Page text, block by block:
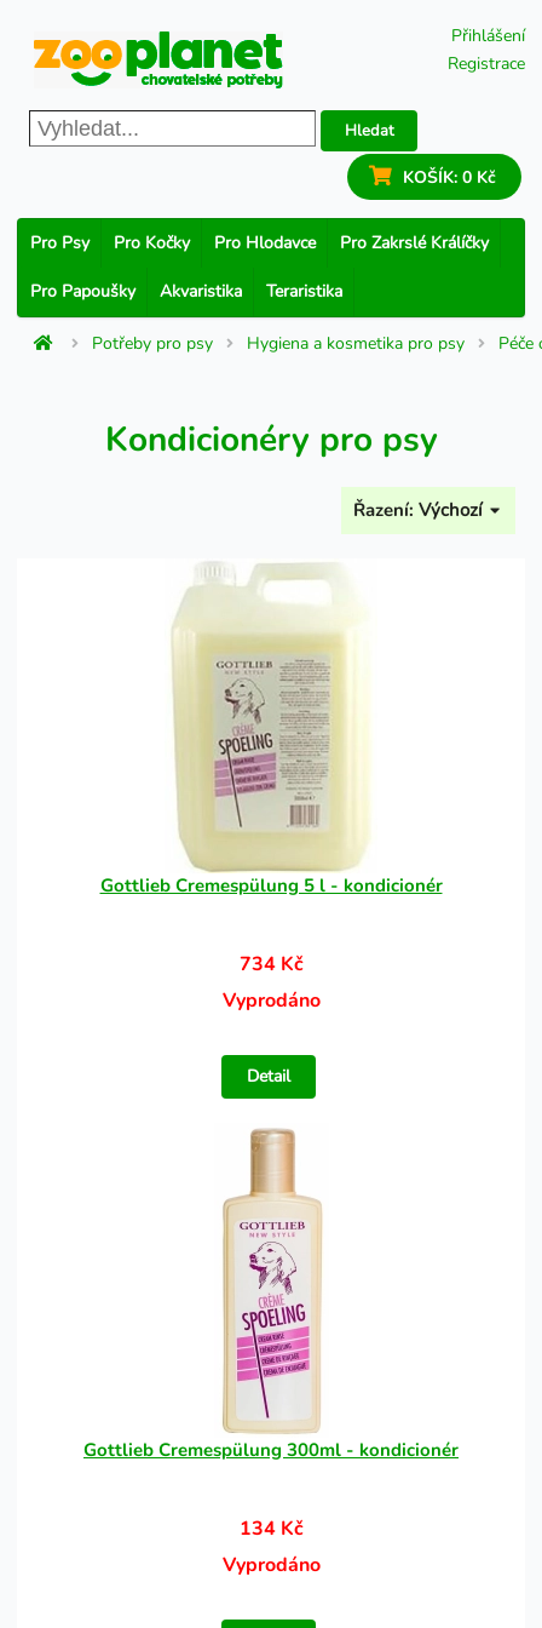
Přihlášení
Registrace
Hledat
KOŠÍK: 0 Kč
Pro Psy Pro Kočky Pro Hlodavce Pro Zakrslé Králíčky
Pro Papoušky Akvaristika Teraristika
Potřeby pro psy Hygiena a kosmetika pro psy
Kondicionéry pro psy
Řazení: Výchozí
Gottlieb Cremespülung 5 l - kondicionér
734 Kč
Vyprodáno
Detail
Gottlieb Cremespülung 300ml - kondicionér
134 Kč
Vyprodáno